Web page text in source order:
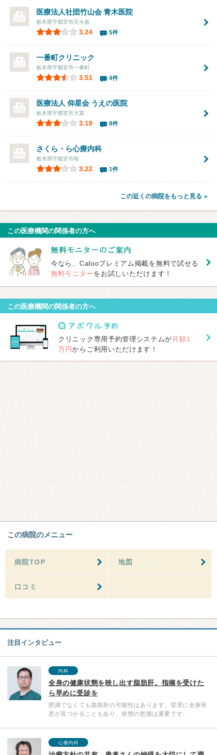
医療法人社団竹山会青木医院
栃木県宇都宮市元今泉
3.24 5件
一番町クリニック
栃木県宇都宮市一番町
3.51 4件
医療法人 仰星会 うえの医院
栃木県宇都宮市大寛
3.19 9件
さくら・ら心療内科
栃木県宇都宮市桜
3.22 1件
この近くの病院をもっと見る »
この医療機関の関係者の方へ
今なら、Calooプレミアム掲載を無料で試せる
無料モニターをお試しいただけます！
この医療機関の関係者の方へ
クリニック専用予約管理システムが 月額1
万円からご利用いただけます！
この病院のメニュー
病院TOP 地図
口コミ
注目インタビュー
内科
全身の健康状態を映し出す脂肪肝。指摘を受けた
ら早めに受診を
肥満でなくても脂肪肝の可能性はあります。背景に全身疾
患が見つかることもあり、状態の把握は重要です。
心療内科